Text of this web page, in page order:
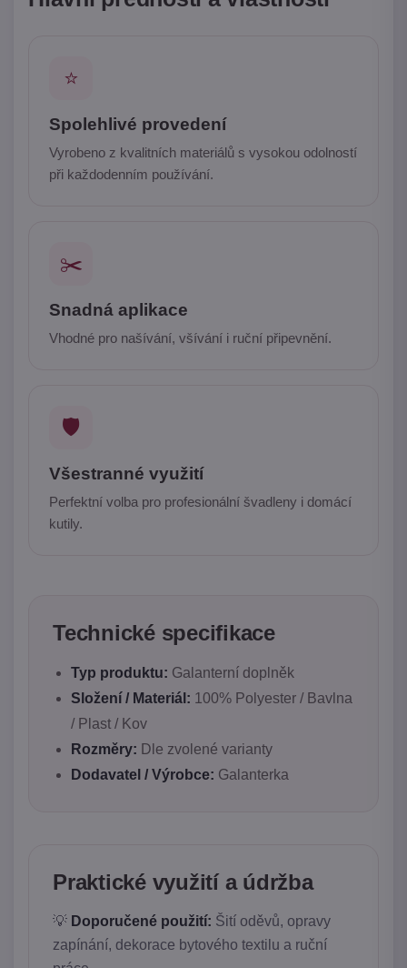
⭐
Spolehlivé provedení
Vyrobeno z kvalitních materiálů s vysokou odolností
při každodenním používání.
✂️
Snadná aplikace
Vhodné pro našívání, všívání i ruční připevnění.
🛡️
Všestranné využití
Perfektní volba pro profesionální švadleny i domácí
kutily.
Technické specifikace
Typ produktu: Galanterní doplněk
Složení / Materiál: 100% Polyester / Bavlna
/ Plast / Kov
Rozměry: Dle zvolené varianty
Dodavatel / Výrobce: Galanterka
Praktické využití a údržba
💡 Doporučené použití: Šití oděvů, opravy
zapínání, dekorace bytového textilu a ruční